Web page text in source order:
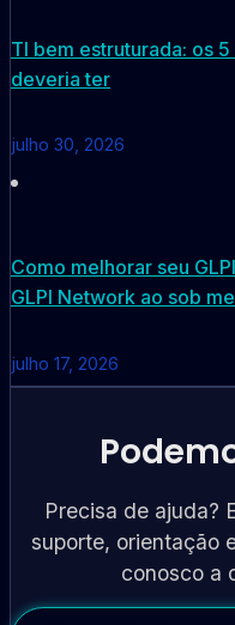
TI bem estruturada: os
deveria ter
julho 30, 2026
Como melhorar seu
GLPI Network ao sob
julho 17, 2026
Precisa de ajuda?
suporte, orientação
conosco a